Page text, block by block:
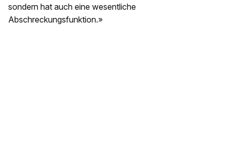
sondern hat auch eine wesentliche
Abschreckungsfunktion.»